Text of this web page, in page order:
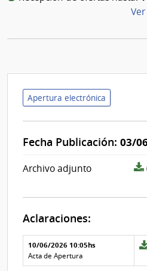
Apertura electrónica
Fecha Publicación: 03/
Archivo adjunto
Aclaraciones:
Aclaraciones del llamado
Fecha y
texto de
la
Archivo
de la
10/06/2026 10:05hs
Acta de Apertura